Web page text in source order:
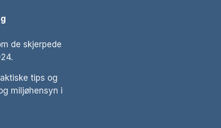
av
– Modul A
de skjerpede
tips og
miljøhensyn i